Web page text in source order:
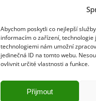
Abychom poskytli co nejlepší
informacím o zařízení, technologie
technologiemi nám umožní
jedinečná ID na tomto webu.
ovlivnit určité vlastnosti a funkce.
Přijmout